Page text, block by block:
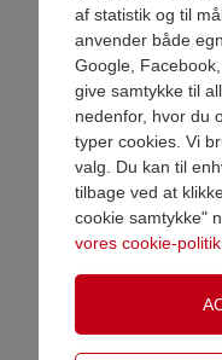
FastFix Statuette
Varenr.6347-
Pris ex. moms
Pris inkl. moms
VAREN
Shop
af statistik og til
anvender både
Google,
give samtykke til
nedenfor, hvor du
typer cookies. Vi
valg. Du kan til
tilbage ved at
cookie samtykke"
vores cookie-politik